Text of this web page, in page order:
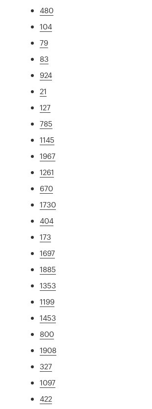
480
104
79
83
924
21
127
785
1145
1967
1261
670
1730
404
173
1697
1885
1353
1199
1453
800
1908
327
1097
422